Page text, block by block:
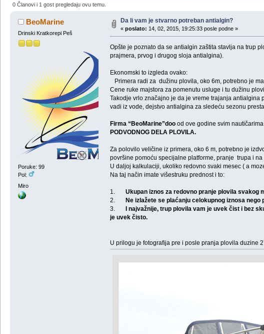
0 Članovi i 1 gost pregledaju ovu temu.
BeoMarine
Drinski Kratkorepi Peš
Poruke: 99
Pol:
Miro
Da li vam je stvarno potreban antialgin?
« poslato: 14, 02, 2015, 19:25:33 posle podne »
Opšte je poznato da se antialgin zaštita stavlja na trup
prajmera, prvog i drugog sloja antialgina).
Ekonomski to izgleda ovako:
Primera radi za dužinu plovila, oko 6m, potrebno je
Cene ruke majstora za pomenutu usluge i tu dužinu
Takodje vrlo značajno je da je vreme trajanja antialgina
vadi iz vode, dejstvo antialgina za sledeću sezonu
Firma “BeoMarine”doood ove godine svim
PODVODNOG DELA PLOVILA.
Za polovilo veličine iz primera, oko 6 m, potrebno je
površine pomoću specijalne platforme, pranje trupa i
U daljoj kalkulaciji, ukoliko redovno svaki mesec ( a
Na taj način imate višestruku prednost i to:
1. Ukupan iznos za redovno pranje plovila svakog
2. Ne izlažete se plaćanju celokupnog iznosa
3. I najvažnije, trup plovila vam je uvek čist i bez
je uvek čisto.
U prilogu je fotografija pre i posle pranja plovila duzine